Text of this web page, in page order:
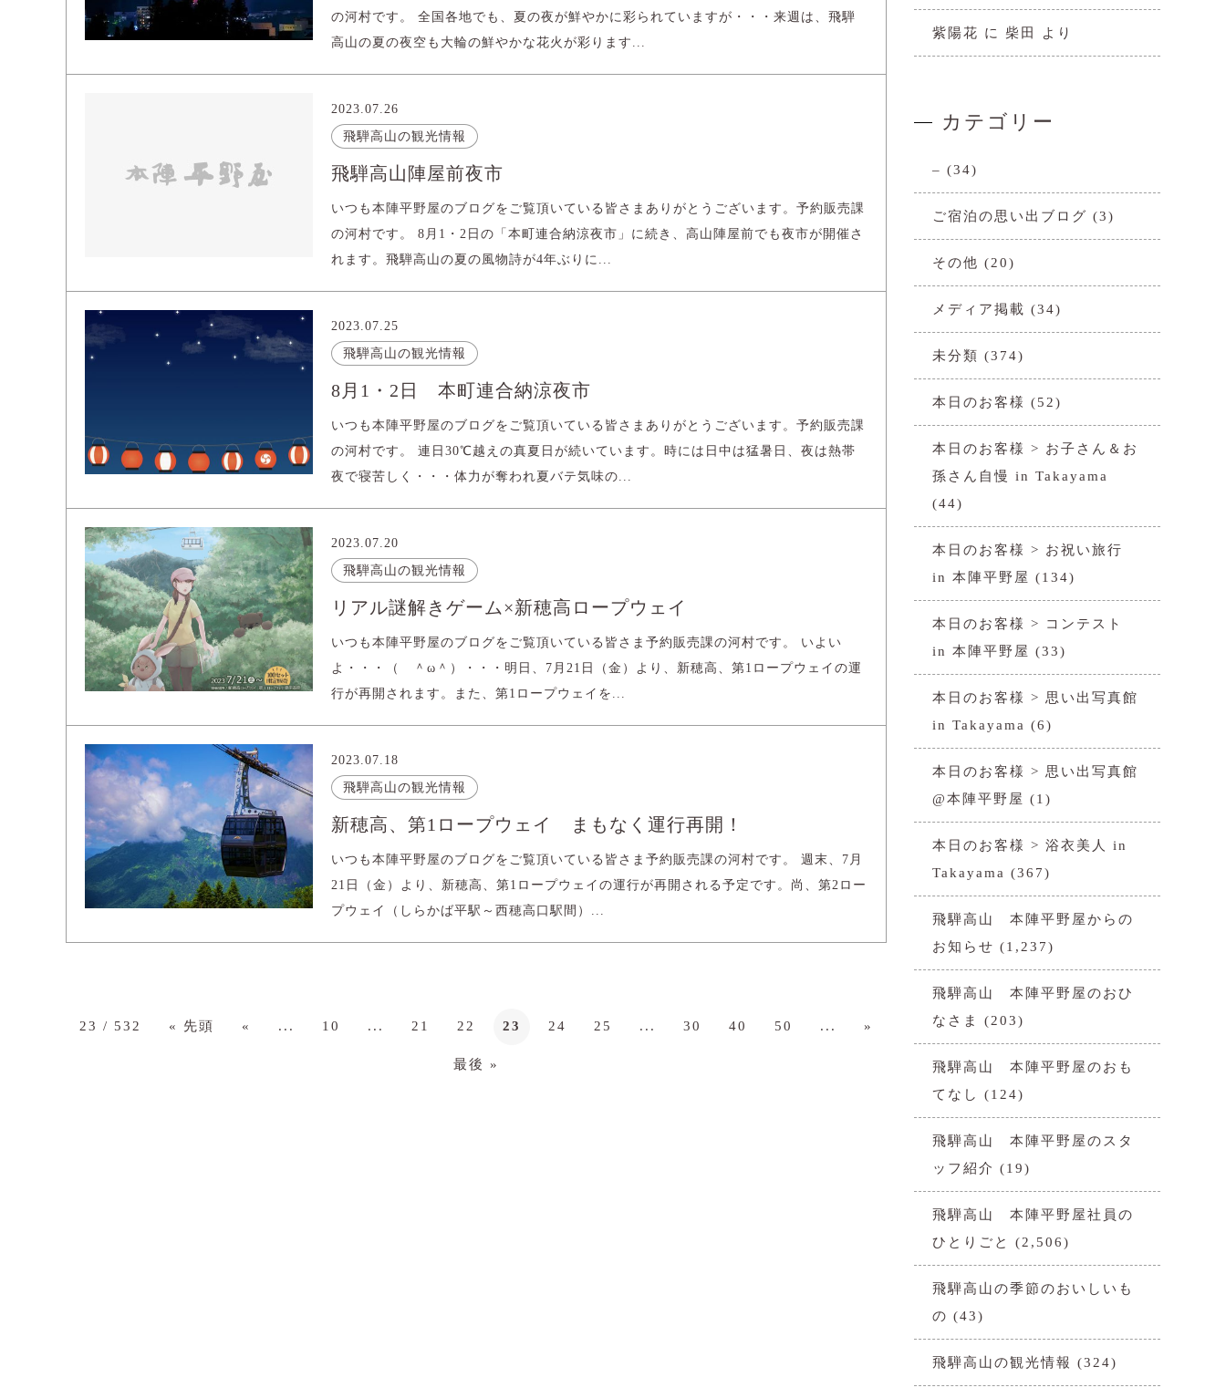
の河村です。 全国各地でも、夏の夜が鮮やかに彩られていますが・・・来週は、飛騨
高山の夏の夜空も大輪の鮮やかな花火が彩ります...
2023.07.26
飛騨高山の観光情報
飛騨高山陣屋前夜市
いつも本陣平野屋のブログをご覧頂いている皆さまありがとうございます。予約販売課
の河村です。 8月1・2日の「本町連合納涼夜市」に続き、高山陣屋前でも夜市が開催さ
れます。飛騨高山の夏の風物詩が4年ぶりに...
2023.07.25
飛騨高山の観光情報
8月1・2日 本町連合納涼夜市
いつも本陣平野屋のブログをご覧頂いている皆さまありがとうございます。予約販売課
の河村です。 連日30℃越えの真夏日が続いています。時には日中は猛暑日、夜は熱帯
夜で寝苦しく・・・体力が奪われ夏バテ気味の...
2023.07.20
飛騨高山の観光情報
リアル謎解きゲーム×新穂高ロープウェイ
いつも本陣平野屋のブログをご覧頂いている皆さま予約販売課の河村です。 いよい
よ・・・（ ＾ω＾）・・・明日、7月21日（金）より、新穂高、第1ロープウェイの運
行が再開されます。また、第1ロープウェイを...
2023.07.18
飛騨高山の観光情報
新穂高、第1ロープウェイ まもなく運行再開！
いつも本陣平野屋のブログをご覧頂いている皆さま予約販売課の河村です。 週末、7月
21日（金）より、新穂高、第1ロープウェイの運行が再開される予定です。尚、第2ロー
プウェイ（しらかば平駅～西穂高口駅間）...
23 / 532 « 先頭 « ... 10 ... 21 22 23 24 25 ... 30 40 50 ... »
最後 »
紫陽花 に 柴田 より
カテゴリー
– (34)
ご宿泊の思い出ブログ (3)
その他 (20)
メディア掲載 (34)
未分類 (374)
本日のお客様 (52)
本日のお客様 > お子さん＆お
孫さん自慢 in Takayama
(44)
本日のお客様 > お祝い旅行
in 本陣平野屋 (134)
本日のお客様 > コンテスト
in 本陣平野屋 (33)
本日のお客様 > 思い出写真館
in Takayama (6)
本日のお客様 > 思い出写真館
@本陣平野屋 (1)
本日のお客様 > 浴衣美人 in
Takayama (367)
飛騨高山 本陣平野屋からの
お知らせ (1,237)
飛騨高山 本陣平野屋のおひ
なさま
(203)
飛騨高山 本陣平野屋のおも
てなし
(124)
飛騨高山 本陣平野屋のスタ
ッフ紹介 (19)
飛騨高山 本陣平野屋社員の
ひとりごと
(2,506)
飛騨高山の季節のおいしいも
の (43)
飛騨高山の観光情報 (324)